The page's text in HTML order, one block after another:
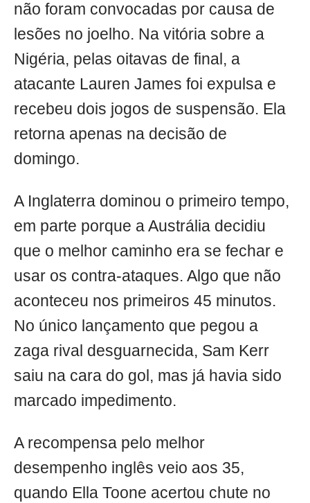
não foram convocadas por causa de
lesões no joelho. Na vitória sobre a
Nigéria, pelas oitavas de final, a
atacante Lauren James foi expulsa e
recebeu dois jogos de suspensão. Ela
retorna apenas na decisão de
domingo.
A Inglaterra dominou o primeiro tempo,
em parte porque a Austrália decidiu
que o melhor caminho era se fechar e
usar os contra-ataques. Algo que não
aconteceu nos primeiros 45 minutos.
No único lançamento que pegou a
zaga rival desguarnecida, Sam Kerr
saiu na cara do gol, mas já havia sido
marcado impedimento.
A recompensa pelo melhor
desempenho inglês veio aos 35,
quando Ella Toone acertou chute no